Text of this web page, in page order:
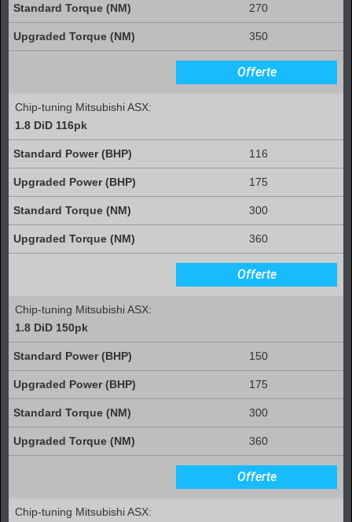
270
350
Offerte
Chip-tuning Mitsubishi ASX:
1.8 DiD 116pk
116
175
300
360
Offerte
Chip-tuning Mitsubishi ASX:
1.8 DiD 150pk
150
175
300
360
Offerte
Chip-tuning Mitsubishi ASX: